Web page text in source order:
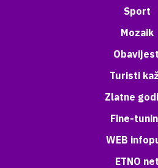
Sport
Mozaik
Turisti
Zlatne
Fine-
WEB
ETNO net